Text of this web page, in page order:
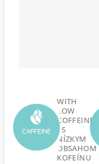
WITH
LOW
COFFEINE
- S
NÍZKYM
OBSAHOM
KOFEÍNU